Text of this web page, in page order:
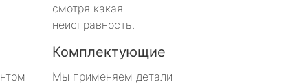
смотря какая
неисправность.
Комплектующие
Мы применяем детали